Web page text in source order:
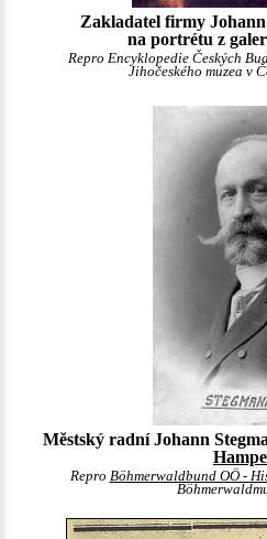
Zakladatel firmy Johann
na portrétu z
Repro Encyklopedie Českých
Jihočeského muzea v
Městský radní Johann
Repro Böhmerwaldbund OÖ -